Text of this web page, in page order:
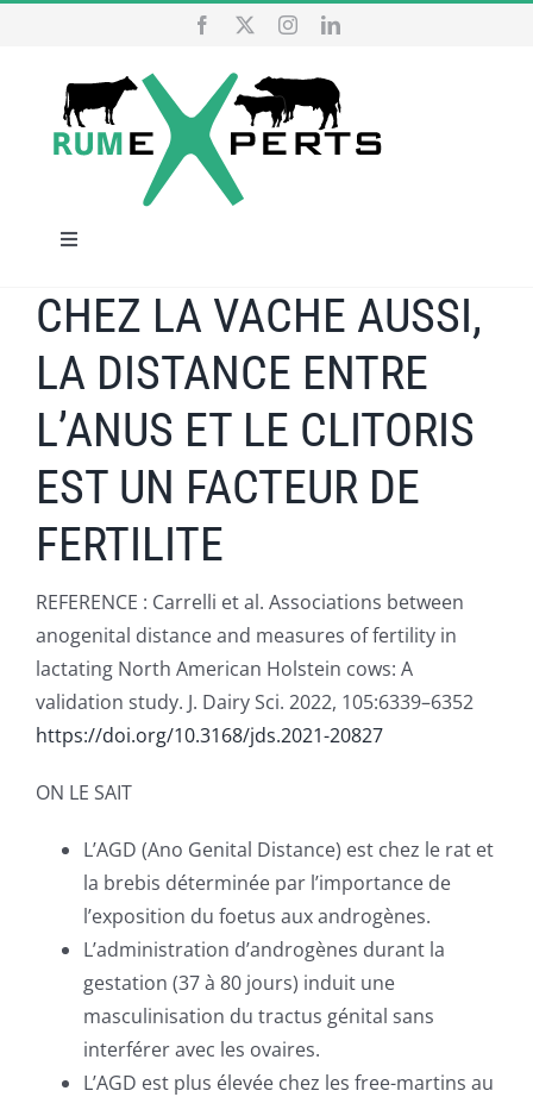
content
Toggle
HOME
OUR SERVICES
NEWS
CONTACT
CHEZ LA VACHE AUSSI,
LA DISTANCE ENTRE
L’ANUS ET LE CLITORIS
EST UN FACTEUR DE
FERTILITE
REFERENCE : Carrelli et al. Associations between
anogenital distance and measures of fertility in
lactating North American Holstein cows: A
validation study. J. Dairy Sci. 2022, 105:6339–6352
https://doi.org/10.3168/jds.2021-20827
ON LE SAIT
L’AGD (Ano Genital Distance) est chez le rat et
la brebis déterminée par l’importance de
l’exposition du foetus aux androgènes.
L’administration d’androgènes durant la
gestation (37 à 80 jours) induit une
masculinisation du tractus génital sans
interférer avec les ovaires.
L’AGD est plus élevée chez les free-martins au